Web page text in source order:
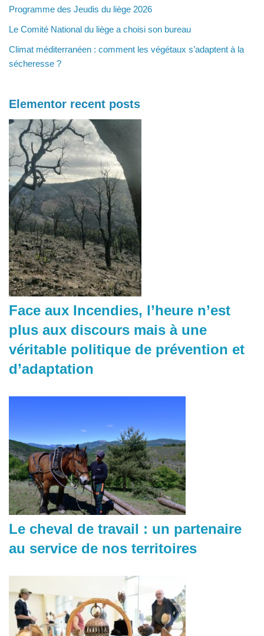
Programme des Jeudis du liège 2026
Le Comité National du liège a choisi son bureau
Climat méditerranéen : comment les végétaux s’adaptent à la
sécheresse ?
Elementor recent posts
Face aux Incendies, l’heure n’est
plus aux discours mais à une
véritable politique de prévention et
d’adaptation
Le cheval de travail : un partenaire
au service de nos territoires